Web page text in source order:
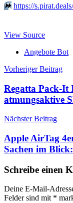
⏩️ https://
View Source
Angebote Bot
Vorheriger Beitrag
Regatta Pack-It
atmungsaktive
Nächster Beitrag
Apple AirTag
Sachen im
Schreibe einen
Deine E-Mail-
Felder sind mit *